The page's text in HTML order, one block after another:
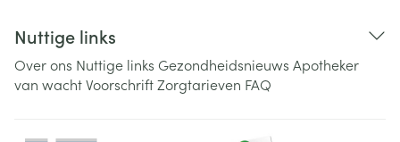
Nuttige links
Over ons Nuttige links Gezondheidsnieuws Apotheker
van wachtVoorschriftZorgtarieven FAQ